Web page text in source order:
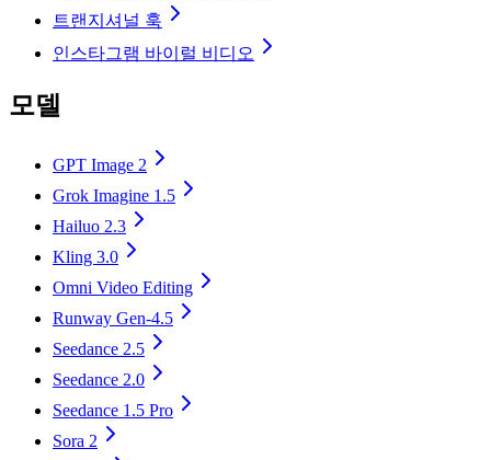
트랜지셔널 훅
인스타그램 바이럴 비디오
모델
GPT Image 2
Grok Imagine 1.5
Hailuo 2.3
Kling 3.0
Omni Video Editing
Runway Gen-4.5
Seedance 2.5
Seedance 2.0
Seedance 1.5 Pro
Sora 2